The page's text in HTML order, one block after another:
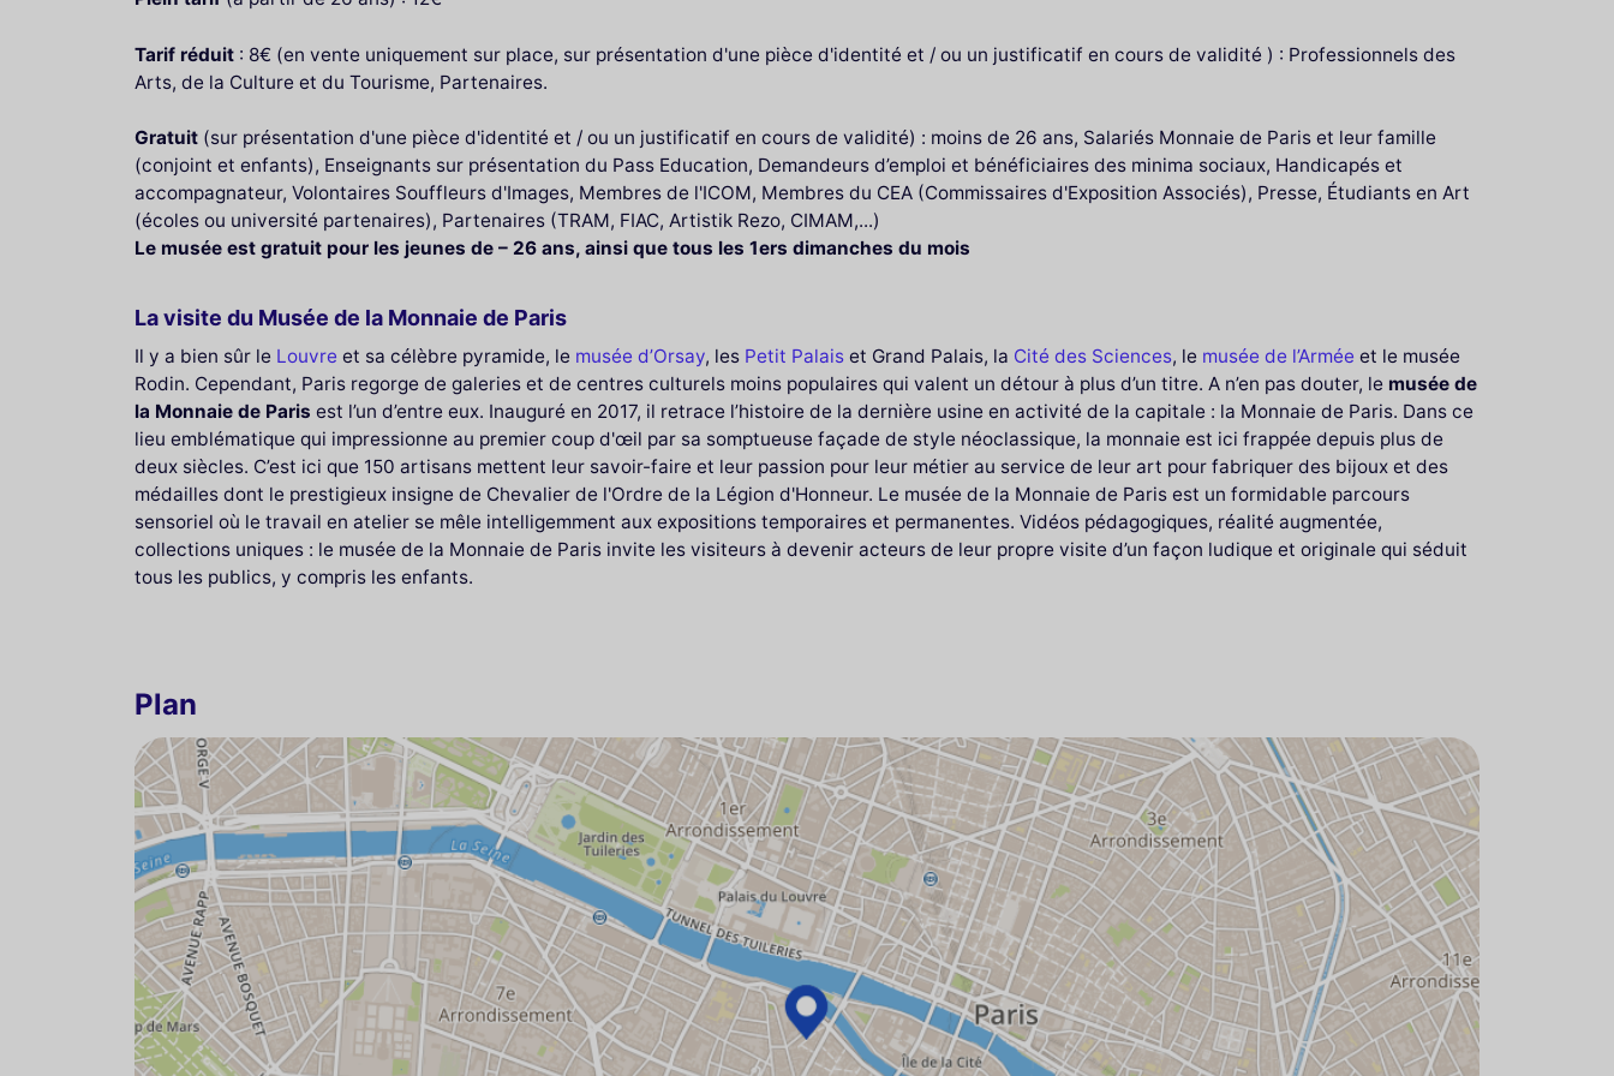
Tarif réduit : 8€ (en vente uniquement sur place, sur présentation d'une pièce d'identité et / ou un justificatif en cours de validité ) : Professionnels des
Arts, de la Culture et du Tourisme, Partenaires.
Gratuit (sur présentation d'une pièce d'identité et / ou un justificatif en cours de validité) : moins de 26 ans, Salariés Monnaie de Paris et leur famille
(conjoint et enfants), Enseignants sur présentation du Pass Education, Demandeurs d’emploi et bénéficiaires des minima sociaux, Handicapés et
accompagnateur, Volontaires Souffleurs d'Images, Membres de l'ICOM, Membres du CEA (Commissaires d'Exposition Associés), Presse, Étudiants en Art
(écoles ou université partenaires), Partenaires (TRAM, FIAC, Artistik Rezo, CIMAM,...)
Le musée est gratuit pour les jeunes de – 26 ans, ainsi que tous les 1ers dimanches du mois
La visite du Musée de la Monnaie de Paris
Il y a bien sûr le Louvre et sa célèbre pyramide, le musée d’Orsay, les Petit Palais et Grand Palais, la Cité des Sciences, le musée de l’Armée et le musée
Rodin. Cependant, Paris regorge de galeries et de centres culturels moins populaires qui valent un détour à plus d’un titre. A n’en pas douter, le musée de
la Monnaie de Paris est l’un d’entre eux. Inauguré en 2017, il retrace l’histoire de la dernière usine en activité de la capitale : la Monnaie de Paris. Dans ce
lieu emblématique qui impressionne au premier coup d'œil par sa somptueuse façade de style néoclassique, la monnaie est ici frappée depuis plus de
deux siècles. C’est ici que 150 artisans mettent leur savoir-faire et leur passion pour leur métier au service de leur art pour fabriquer des bijoux et des
médailles dont le prestigieux insigne de Chevalier de l'Ordre de la Légion d'Honneur. Le musée de la Monnaie de Paris est un formidable parcours
sensoriel où le travail en atelier se mêle intelligemment aux expositions temporaires et permanentes. Vidéos pédagogiques, réalité augmentée,
collections uniques : le musée de la Monnaie de Paris invite les visiteurs à devenir acteurs de leur propre visite d’un façon ludique et originale qui séduit
tous les publics, y compris les enfants.
Plan